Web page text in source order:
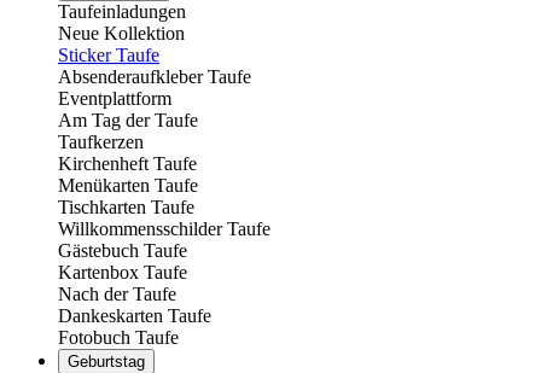
Taufeinladungen
Neue Kollektion
Sticker Taufe
Absenderaufkleber Taufe
Eventplattform
Am Tag der Taufe
Taufkerzen
Kirchenheft Taufe
Menükarten Taufe
Tischkarten Taufe
Willkommensschilder Taufe
Gästebuch Taufe
Kartenbox Taufe
Nach der Taufe
Dankeskarten Taufe
Fotobuch Taufe
Geburtstag